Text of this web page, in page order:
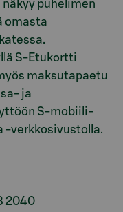
puhelimen
omasta
S-Etukortti
maksutapaetu
ja
S-mobiili-
-verkkosivustolla.
2040